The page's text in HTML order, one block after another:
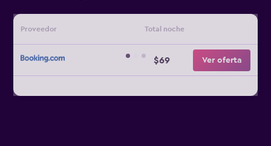
Proveedor Total noche
$69 Ver oferta